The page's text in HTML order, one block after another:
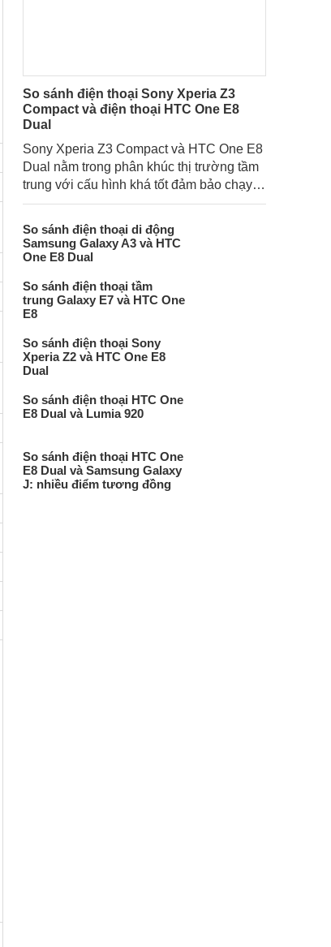
So sánh điện thoại Sony Xperia Z3
Compact và điện thoại HTC One E8
Dual
Sony Xperia Z3 Compact và HTC One E8
Dual nằm trong phân khúc thị trường tầm
trung với cấu hình khá tốt đảm bảo chạy
mượt mà nhiều ứng dụng khác nhau.
So sánh điện thoại di động
Samsung Galaxy A3 và HTC
One E8 Dual
So sánh điện thoại tầm
trung Galaxy E7 và HTC One
E8
So sánh điện thoại Sony
Xperia Z2 và HTC One E8
Dual
So sánh điện thoại HTC One
E8 Dual và Lumia 920
So sánh điện thoại HTC One
E8 Dual và Samsung Galaxy
J: nhiều điểm tương đồng